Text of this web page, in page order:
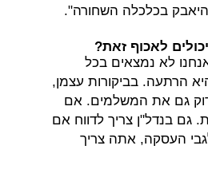
בכלכלה השחורה".
לאכוף זאת?
לא נמצאים בכל
הרתעה. בביקורות עצמן,
גם את המשלמים. אם
גם בנדל"ן צריך לדווח אם
העסקה, אתה צריך